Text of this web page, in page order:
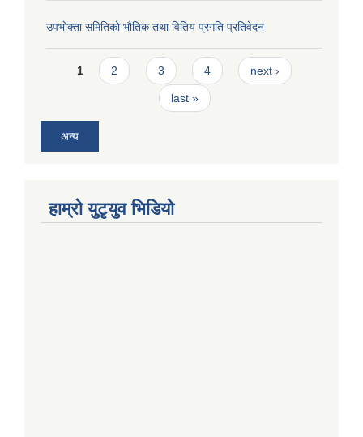
उपभाेक्ता समितिकाे भाैतिक तथा वितिय प्रगति प्रतिवेदन
Pages
1 2 3 4 next ›
last »
अन्य
हाम्राे युटृयुव भिडियाे